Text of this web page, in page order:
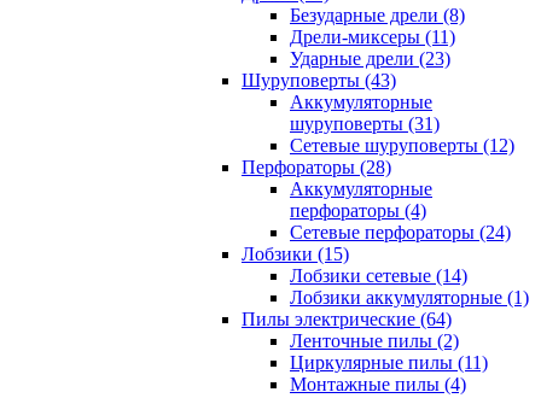
Безударные дрели (8)
Дрели-миксеры (11)
Ударные дрели (23)
Шуруповерты (43)
Аккумуляторные
шуруповерты (31)
Сетевые шуруповерты (12)
Перфораторы (28)
Аккумуляторные
перфораторы (4)
Сетевые перфораторы (24)
Лобзики (15)
Лобзики сетевые (14)
Лобзики аккумуляторные (1)
Пилы электрические (64)
Ленточные пилы (2)
Циркулярные пилы (11)
Монтажные пилы (4)